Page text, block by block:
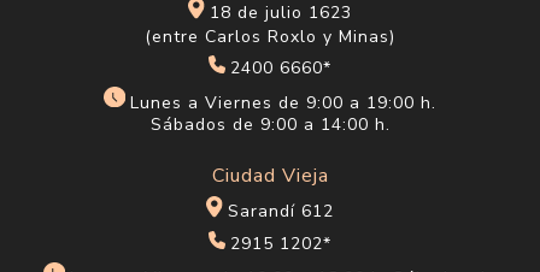
18 de julio 1623
(entre Carlos Roxlo y Minas)
2400 6660*
Lunes a Viernes de 9:00 a 19:00 h.
Sábados de 9:00 a 14:00 h.
Ciudad Vieja
Sarandí 612
2915 1202*